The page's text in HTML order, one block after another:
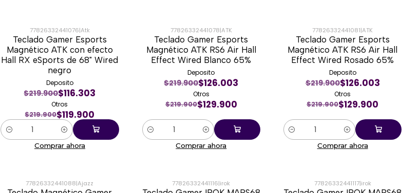
-45%
77826332441076|Atk
Teclado Gamer Esports
Magnético ATK con efecto
Hall RX eSports de 68" Wired
negro
Deposito
$219.900$116.303
Otros
$219.900$119.900
Cantidad
Comprar ahora
-41%
77826332441078|ATK
Teclado Gamer Esports
Magnético ATK RS6 Air Hall
Effect Wired Blanco 65%
Deposito
$219.900$126.003
Otros
$219.900$129.900
Cantidad
Comprar ahora
-41%
77826332441081|ATK
Teclado Gamer Esports
Magnético ATK RS6 Air Hall
Effect Wired Rosado 65%
Deposito
$219.900$126.003
Otros
$219.900$129.900
Cantidad
Comprar ahora
77826332441088|Ajazz 77826332441116|irok 77826332441117|irok